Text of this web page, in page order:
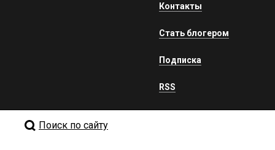
Контакты
Стать блогером
Подписка
RSS
Поиск по сайту